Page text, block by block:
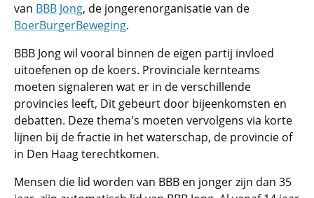
van BBB Jong, de jongerenorganisatie van de
BoerBurgerBeweging.
BBB Jong wil vooral binnen de eigen partij invloed
uitoefenen op de koers. Provinciale kernteams
moeten signaleren wat er in de verschillende
provincies leeft, Dit gebeurt door bijeenkomsten en
debatten. Deze thema's moeten vervolgens via korte
lijnen bij de fractie in het waterschap, de provincie of
in Den Haag terechtkomen.
Mensen die lid worden van BBB en jonger zijn dan 35